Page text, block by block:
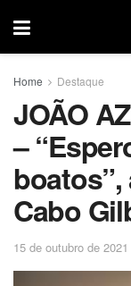
Home Destaque
JOÃO
–
Cabo
15 de outubro de 2021